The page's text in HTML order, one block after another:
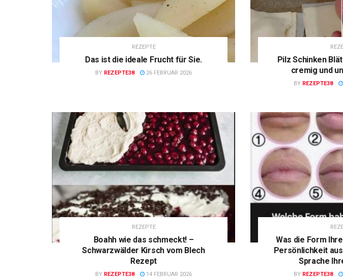
REZEPTE
Das ist die ideale Frucht für Sie.
BY REZEPTE38 26 FEBRUAR 2026
Pilz Schinken
cremig und
BY REZEPTE38
REZEPTE
Boahh wie das schmeckt! –
Schwarzwälder Kirsch vom Blech
Rezept
BY REZEPTE38 14 FEBRUAR 2026
Was die Form
Persönlichkeit
Sprache
BY REZEPTE38